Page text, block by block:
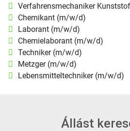
Verfahrensmechaniker
Chemikant (m/w/d)
Laborant (m/w/d)
Chemielaborant (m/w/d)
Techniker (m/w/d)
Metzger (m/w/d)
Lebensmitteltechniker (m/w/d)
Állást